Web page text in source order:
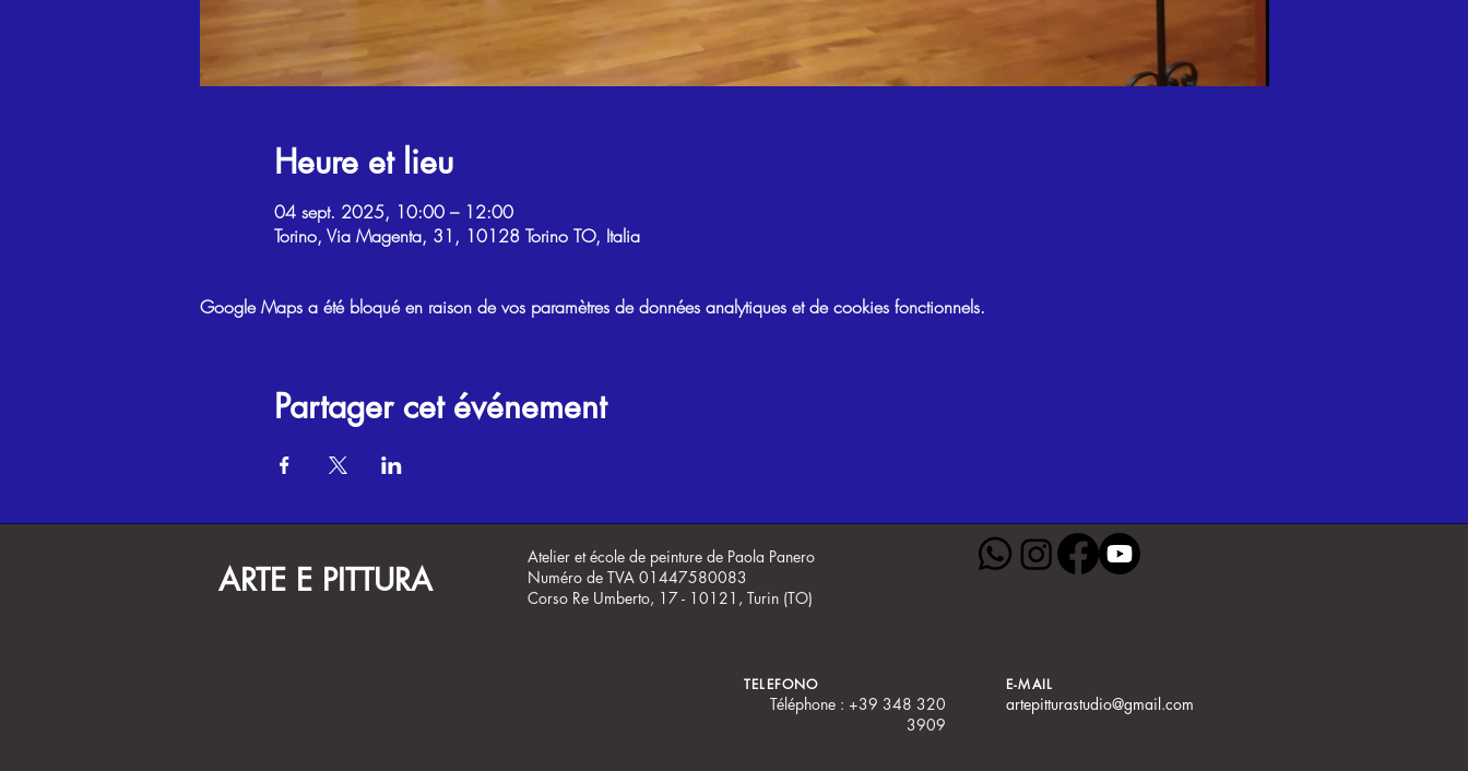
Heure et lieu
04 sept. 2025, 10:00 – 12:00
Torino, Via Magenta, 31, 10128 Torino TO, Italia
Google Maps a été bloqué en raison de vos paramètres de données analytiques et de cookies fonctionnels.
Partager cet événement
ARTE E PITTURA
Atelier et école de peinture de Paola Panero
Numéro de TVA 01447580083
Corso Re Umberto, 17 - 10121, Turin (TO)
TELEFONO
Téléphone : +39 348 320
3909
E-MAIL
artepitturastudio@gmail.com